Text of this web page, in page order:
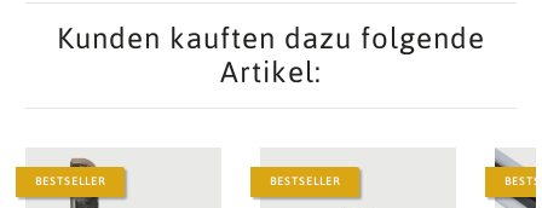
Kunden kauften dazu folgende
Artikel:
BESTSELLER BESTSELLER